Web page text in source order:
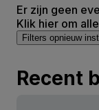
Er zijn geen
Klik hier om
Filters opnieuw
Recent